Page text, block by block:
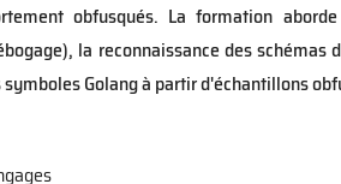
obfusqués. La formation
la reconnaissance des
Golang à partir d'échantillons